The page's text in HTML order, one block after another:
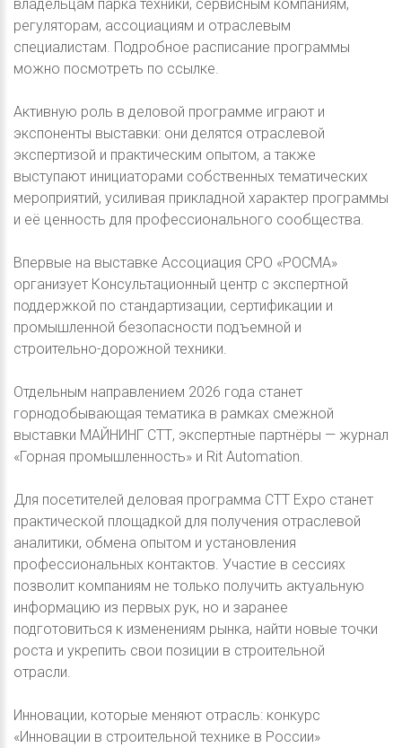
владельцам парка техники, сервисным компаниям,
регуляторам, ассоциациям и отраслевым
специалистам. Подробное расписание программы
можно посмотреть по ссылке.
Активную роль в деловой программе играют и
экспоненты выставки: они делятся отраслевой
экспертизой и практическим опытом, а также
выступают инициаторами собственных тематических
мероприятий, усиливая прикладной характер программы
и её ценность для профессионального сообщества.
Впервые на выставке Ассоциация СРО «РОСМА»
организует Консультационный центр с экспертной
поддержкой по стандартизации, сертификации и
промышленной безопасности подъемной и
строительно-дорожной техники.
Отдельным направлением 2026 года станет
горнодобывающая тематика в рамках смежной
выставки МАЙНИНГ СТТ, экспертные партнёры — журнал
«Горная промышленность» и Rit Automation.
Для посетителей деловая программа CTT Expo станет
практической площадкой для получения отраслевой
аналитики, обмена опытом и установления
профессиональных контактов. Участие в сессиях
позволит компаниям не только получить актуальную
информацию из первых рук, но и заранее
подготовиться к изменениям рынка, найти новые точки
роста и укрепить свои позиции в строительной
отрасли.
Инновации, которые меняют отрасль: конкурс
«Инновации в строительной технике в России»